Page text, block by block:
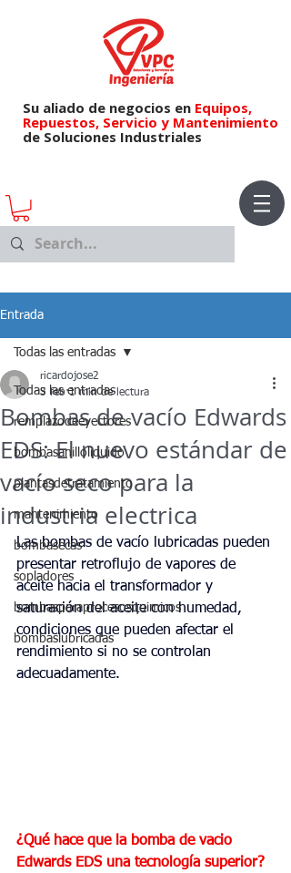
Su aliado de negocios en Equipos,
Repuestos, Servicio y Mantenimiento
de Soluciones Industriales
Entrada
Todas las entradas
remplazodeeyectores
bombasanilloliquido
plantasdetratamiento
mantenimiento
bombasecas
sopladores
bombasparaprocesosquimicos
bombaslubricadas
Todas las entradas
Bombas de vacío Edwards
EDS: El nuevo estándar de
vacío seco para la
industria electrica
ricardojose2
3 feb 1 min de lectura
Las bombas de vacío lubricadas pueden
presentar retroflujo de vapores de
aceite hacia el transformador y
saturación del aceite con humedad,
condiciones que pueden afectar el
rendimiento si no se controlan
adecuadamente.
¿Qué hace que la bomba de vacio
Edwards EDS una tecnología superior?